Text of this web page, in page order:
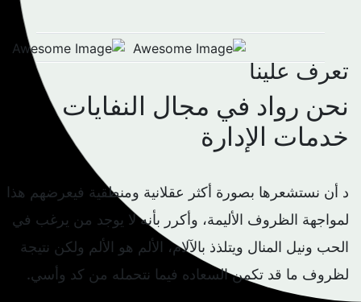
تعرف علينا
نحن رواد في مجال النفايات
خدمات الإدارة
د أن نستشعرها بصورة أكثر عقلانية ومنطقية فيعرضهم هذا
لمواجهة الظروف الأليمة، وأكرر بأنه لا يوجد من يرغب في
الحب ونيل المنال ويتلذذ بالآلام، الألم هو الألم ولكن نتيجة
لظروف ما قد تكمن السعاده فيما نتحمله من كد وأسي.